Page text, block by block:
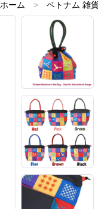
ホーム
>
ベトナム 雑
>
ベトナムのお土産雑貨
赤・レッド 雑貨
ピンク 雑貨
ホーム
> 新着商品